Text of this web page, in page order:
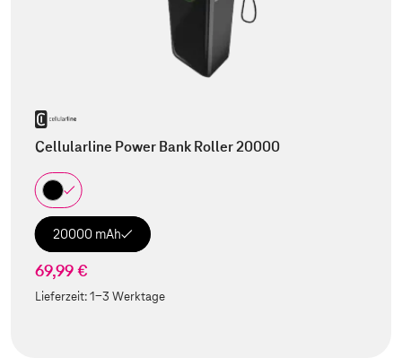
Cellularline Power Bank Roller 20000
20000 mAh
69,99 €
Lieferzeit:1-3 Werktage